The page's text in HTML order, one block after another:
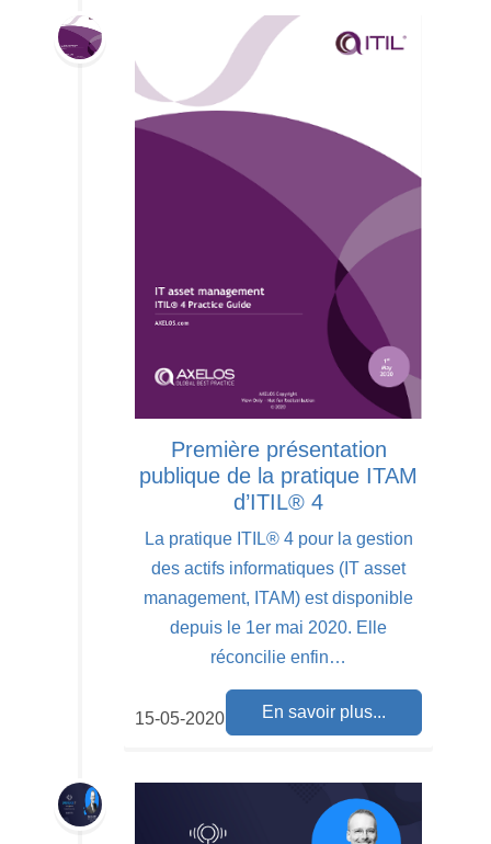
Première présentation
publique de la pratique ITAM
d’ITIL® 4
La pratique ITIL® 4 pour la gestion
des actifs informatiques (IT asset
management, ITAM) est disponible
depuis le 1er mai 2020. Elle
réconcilie enfin…
En savoir plus...
15-05-2020